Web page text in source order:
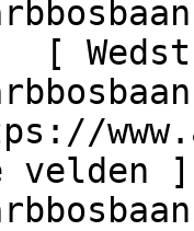
[
velden ]